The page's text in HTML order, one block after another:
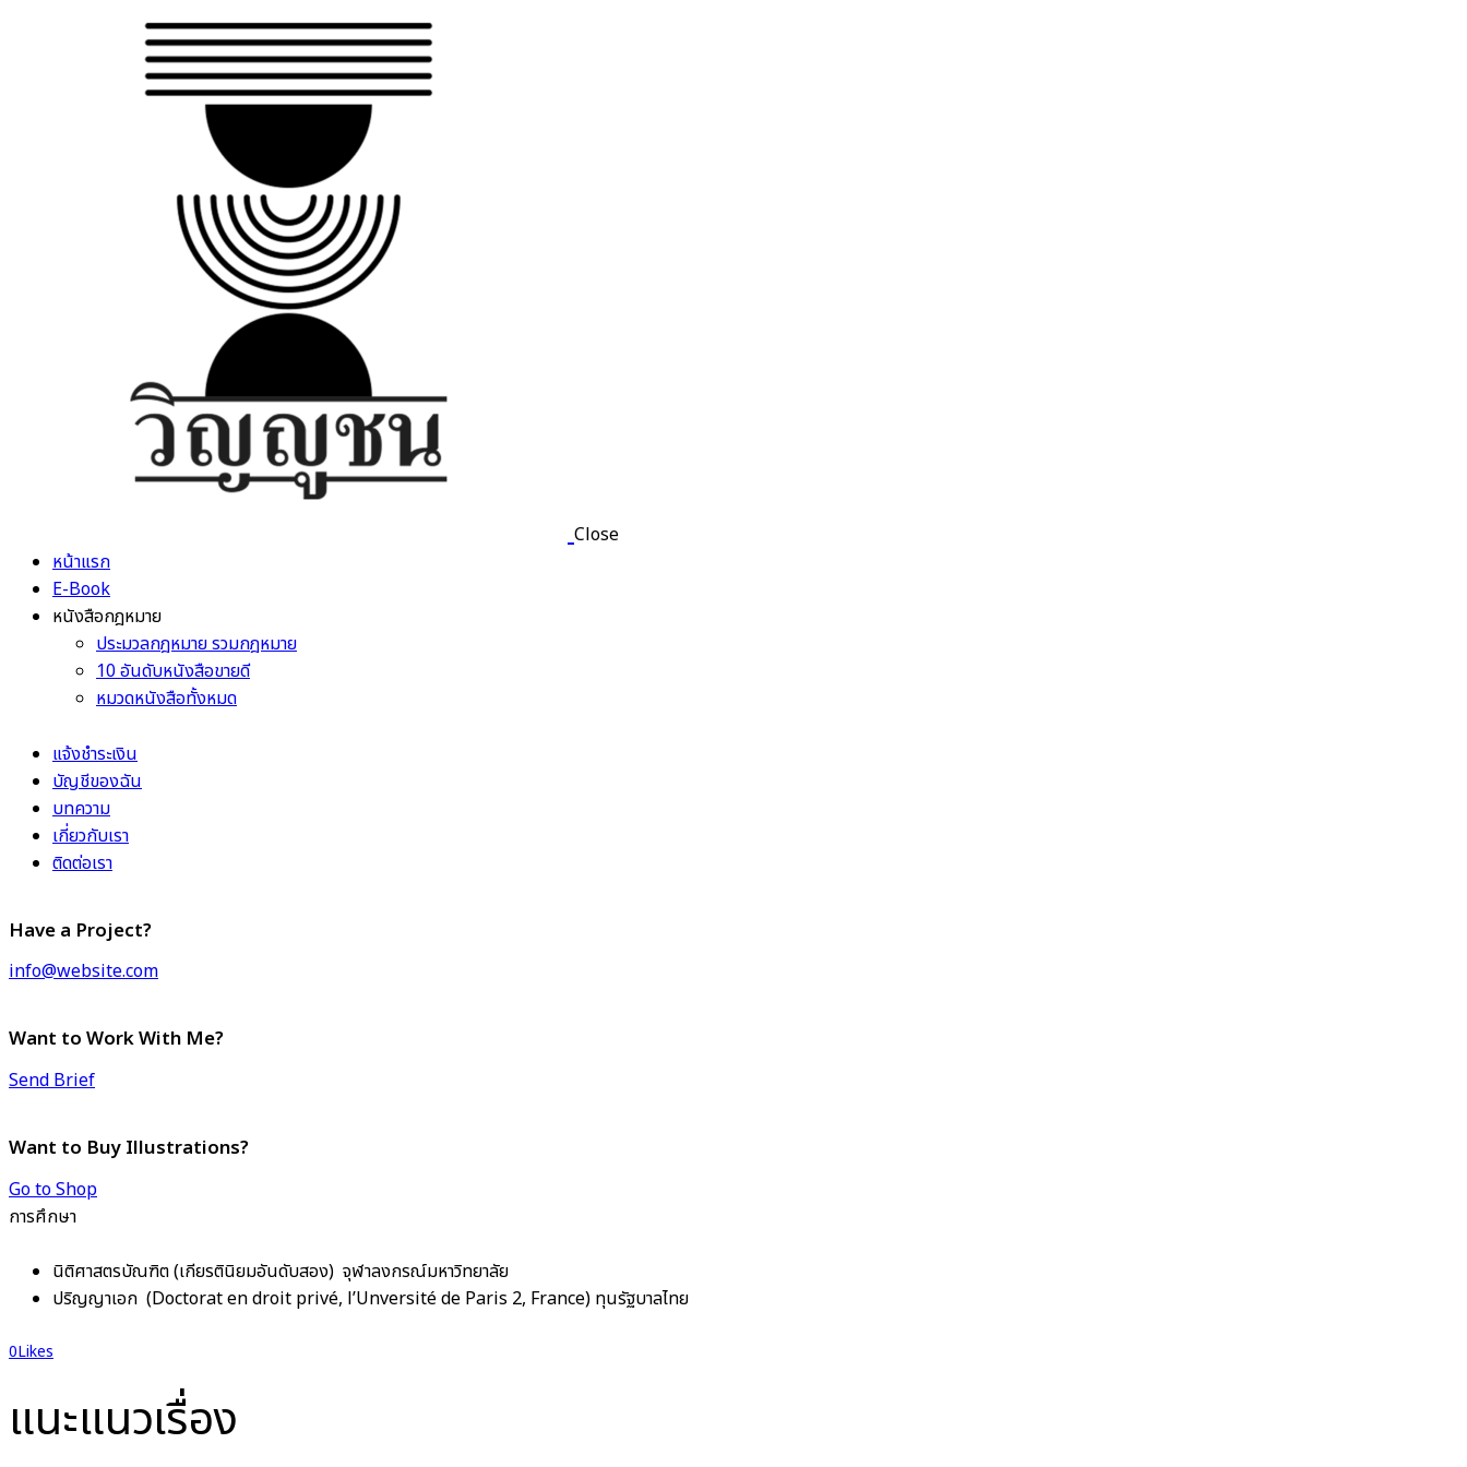
Close
หน้าแรก
E-Book
หนังสือกฎหมาย
ประมวลกฎหมาย รวมกฎหมาย
10 อันดับหนังสือขายดี
หมวดหนังสือทั้งหมด
แจ้งชำระเงิน
บัญชีของฉัน
บทความ
เกี่ยวกับเรา
ติดต่อเรา
Have a Project?
info@website.com
Want to Work With Me?
Send Brief
Want to Buy Illustrations?
Go to Shop
การศึกษา
นิติศาสตรบัณฑิต (เกียรตินิยมอันดับสอง) จุฬาลงกรณ์มหาวิทยาลัย
ปริญญาเอก (Doctorat en droit privé, l’Unversité de Paris 2, France) ทุนรัฐบาลไทย
0Likes
แนะแนวเรื่อง